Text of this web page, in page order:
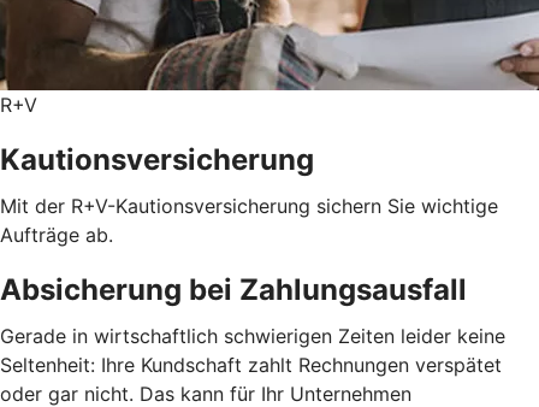
R+V
Kautionsversicherung
Mit der R+V-Kautionsversicherung sichern Sie wichtige
Aufträge ab.
Absicherung bei Zahlungsausfall
Gerade in wirtschaftlich schwierigen Zeiten leider keine
Seltenheit: Ihre Kundschaft zahlt Rechnungen verspätet
oder gar nicht. Das kann für Ihr Unternehmen